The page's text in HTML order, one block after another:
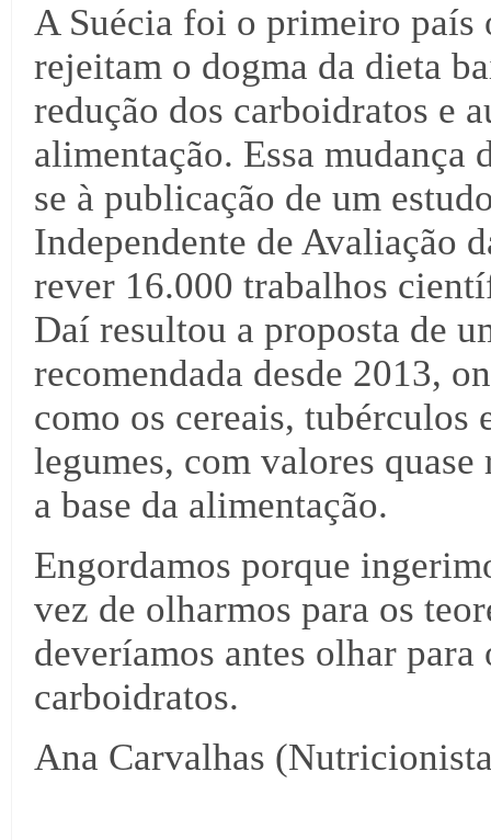
A Suécia foi o primeiro país
rejeitam o dogma da dieta
redução dos carboidratos e
alimentação. Essa
se à publicação de um
Independente de Avaliação
rever 16.000 trabalhos
Daí resultou a proposta de
recomendada desde 2013,
como os cereais, tubérculos
legumes, com valores
a base da alimentação.
Engordamos porque
vez de olharmos para os
deveríamos antes olhar
carboidratos.
Ana Carvalhas